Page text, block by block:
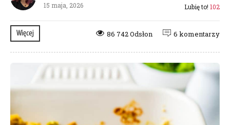
15 maja, 2026 Lubię to! 102
Więcej 6 komentarzy
86 742 Odsłon